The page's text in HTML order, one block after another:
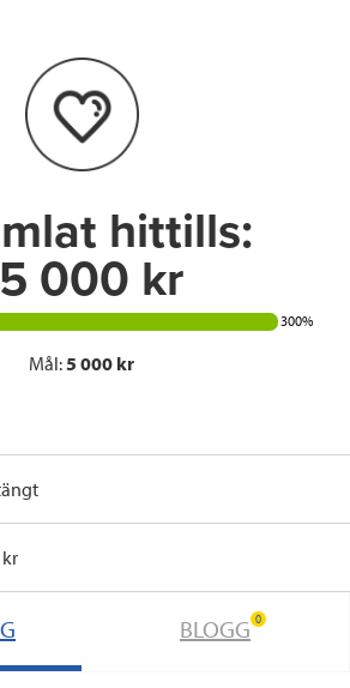
e
I
n
hittills:
000 kr
300%
Mål:5 000 kr
BLOGG 0